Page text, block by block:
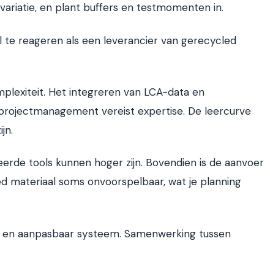
en plant buffers en testmomenten in.
te reageren als een leverancier van gerecycled
Het integreren van LCA-data en
vereist expertise. De leercurve
tools kunnen hoger zijn. Bovendien is de aanvoer
materiaal soms onvoorspelbaar, wat je planning
aanpasbaar systeem. Samenwerking tussen